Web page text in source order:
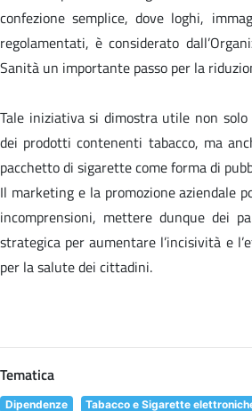
confezione semplice, dove loghi,
regolamentati, è considerato
Sanità un importante passo per la
Tale iniziativa si dimostra utile non
dei prodotti contenenti tabacco, ma
pacchetto di sigarette come forma di
Il marketing e la promozione aziendale
incomprensioni, mettere dunque dei
strategica per aumentare l’incisività e
per la salute dei cittadini.
Tematica
Dipendenze Tabacco e Sigarette